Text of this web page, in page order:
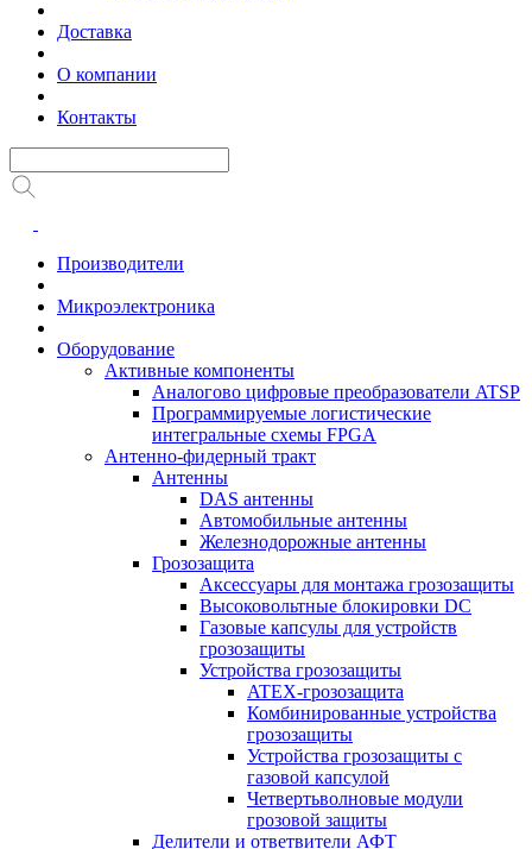
Доставка
О компании
Контакты
Производители
Микроэлектроника
Оборудование
Активные компоненты
Аналогово цифровые преобразователи ATSP
Программируемые логистические
интегральные схемы FPGA
Антенно-фидерный тракт
Антенны
DAS антенны
Автомобильные антенны
Железнодорожные антенны
Грозозащита
Аксессуары для монтажа грозозащиты
Высоковольтные блокировки DC
Газовые капсулы для устройств
грозозащиты
Устройства грозозащиты
ATEX-грозозащита
Комбинированные устройства
грозозащиты
Устройства грозозащиты с
газовой капсулой
Четвертьволновые модули
грозовой защиты
Делители и ответвители АФТ